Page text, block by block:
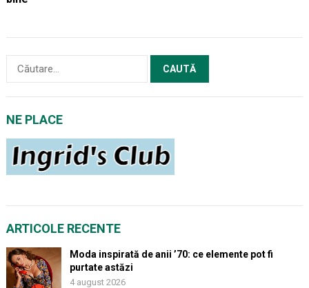
după:
NE PLACE
ARTICOLE RECENTE
Moda inspirată de anii ’70: ce elemente pot fi
purtate astăzi
4 august 2026